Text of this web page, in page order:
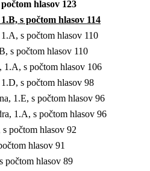
hlasov 123
s počtom hlasov 114
s počtom hlasov 110
s počtom hlasov 110
s počtom hlasov 106
s počtom hlasov 98
1.E, s počtom hlasov 96
1.A, s počtom hlasov 96
počtom hlasov 92
hlasov 91
hlasov 89